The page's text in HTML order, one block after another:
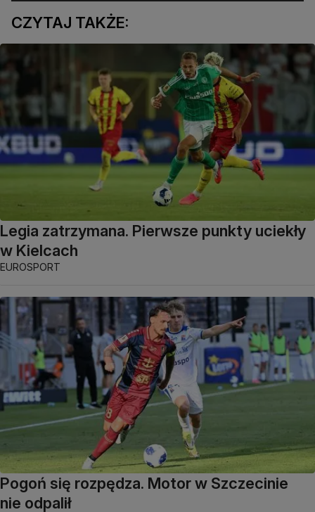
CZYTAJ TAKŻE:
Legia zatrzymana. Pierwsze punkty uciekły
w Kielcach
EUROSPORT
Pogoń się rozpędza. Motor w Szczecinie
nie odpalił